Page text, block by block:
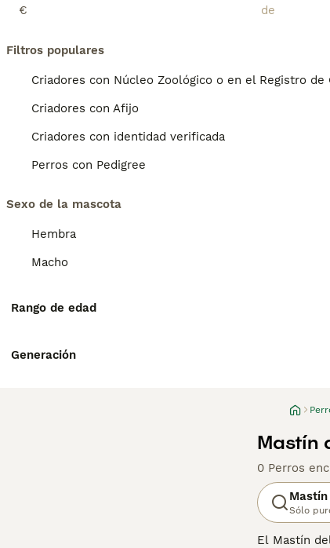
€
Filtros populares
Criadores con Núcleo Zoológico o en el Registro de
Criadores con Afijo
Criadores con identidad verificada
Perros con Pedigree
Sexo de la mascota
Hembra
Macho
Rango de edad
Generación
Mastín
0 Perros
Sólo
El Mastín